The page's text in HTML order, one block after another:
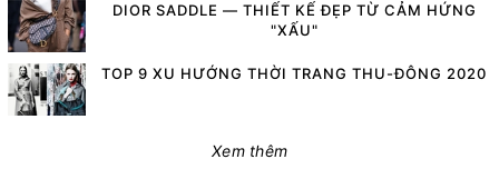
DIOR SADDLE — THIẾT KẾ ĐẸP TỪ CẢM HỨNG
"XẤU"
TOP 9 XU HƯỚNG THỜI TRANG THU-ĐÔNG 2020
Xem thêm